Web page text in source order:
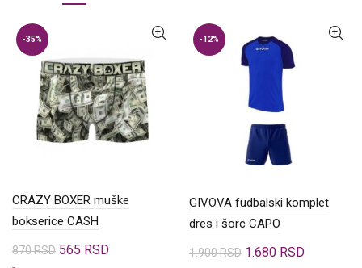
-35%
CRAZY BOXER muške
bokserice CASH
870RSD Originalna
565 RSDTrenutna
-12%
GIVOVA fudbalski komplet
dres i šorc CAPO
1.900RSD Originalna
1.680 RSDTrenutna